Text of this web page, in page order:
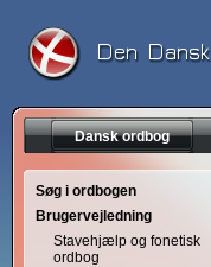
Dansk ordbog
Søg i ordbogen
Brugervejledning
Stavehjælp og fonetisk
ordbog